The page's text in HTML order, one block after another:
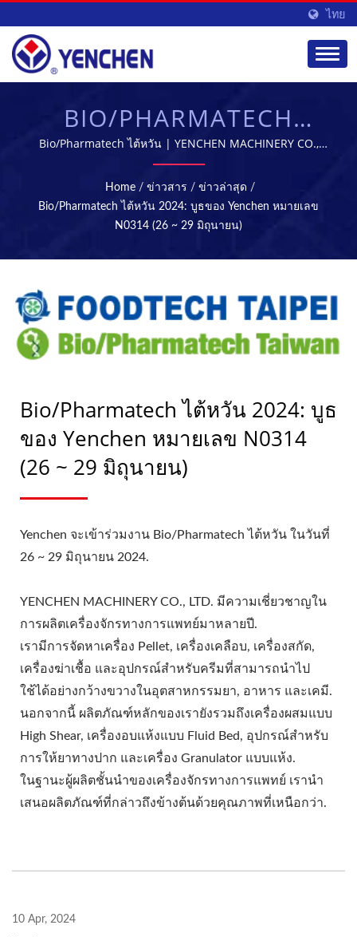
ไทย
BIO/PHARMATECH
TAIWAN 2024:
YENCHEN บูธหมายเลข
N0314 (26 ~ 29
ฆ่าเชื้อ | YENCHEN
Bio/Pharmatech ไต้หวัน | YENCHEN MACHINERY CO.,
LTD. มีความเชี่ยวชาญในการผลิตเครื่องจักรทางการแพทย์มา
เป็นเวลา 60 ปี.
Home / ข่าวสาร / ข่าวล่าสุด /
Bio/Pharmatech ไต้หวัน 2024: บูธของ Yenchen หมายเลข
N0314 (26 ~ 29 มิถุนายน)
Bio/Pharmatech ไต้หวัน 2024: บูธ
ของ Yenchen หมายเลข N0314
(26 ~ 29 มิถุนายน)
Yenchen จะเข้าร่วมงาน Bio/Pharmatech ไต้หวัน ในวันที่
26 ~ 29 มิถุนายน 2024.
YENCHEN MACHINERY CO., LTD. มีความเชี่ยวชาญใน
การผลิตเครื่องจักรทางการแพทย์มาหลายปี.
เรามีการจัดหาเครื่อง Pellet, เครื่องเคลือบ, เครื่องสกัด,
เครื่องฆ่าเชื้อ และอุปกรณ์สำหรับครีมที่สามารถนำไป
ใช้ได้อย่างกว้างขวางในอุตสาหกรรมยา, อาหาร และเคมี.
นอกจากนี้ ผลิตภัณฑ์หลักของเรายังรวมถึงเครื่องผสมแบบ
High Shear, เครื่องอบแห้งแบบ Fluid Bed, อุปกรณ์สำหรับ
การให้ยาทางปาก และเครื่อง Granulator แบบแห้ง.
ในฐานะผู้ผลิตชั้นนำของเครื่องจักรทางการแพทย์ เรานำ
เสนอผลิตภัณฑ์ที่กล่าวถึงข้างต้นด้วยคุณภาพที่เหนือกว่า.
10 Apr, 2024